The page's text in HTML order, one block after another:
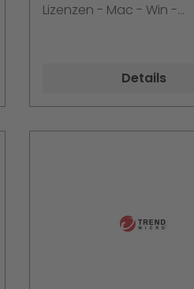
Lizenzen - Mac - Win -
Details